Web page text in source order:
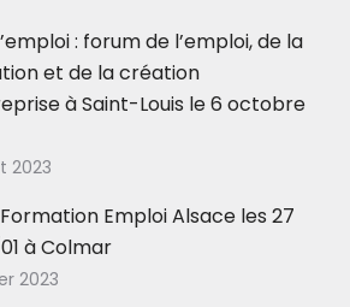
: forum de l’emploi, de la
et de la création
à Saint-Louis le 6 octobre
2023
Emploi Alsace les 27
à Colmar
2023